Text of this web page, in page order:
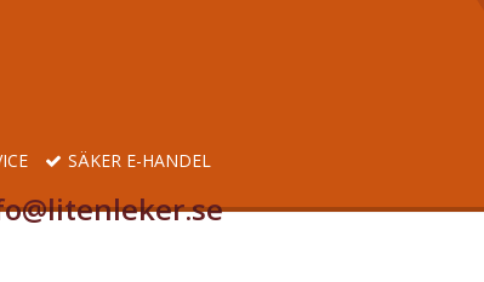
SÄKER E-HANDEL